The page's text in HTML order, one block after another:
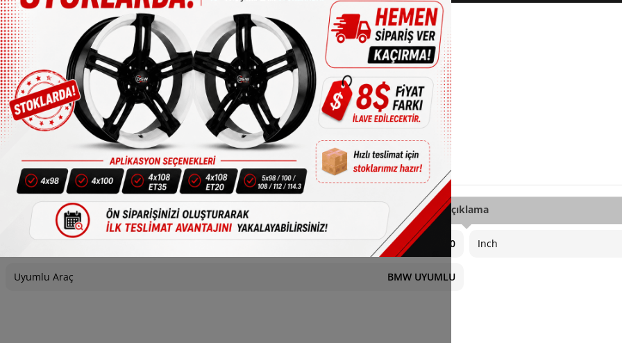
Açıklama
5X120 Inch
Uyumlu Araç BMW UYUMLU